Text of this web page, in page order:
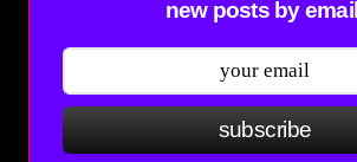
new posts by
subscribe